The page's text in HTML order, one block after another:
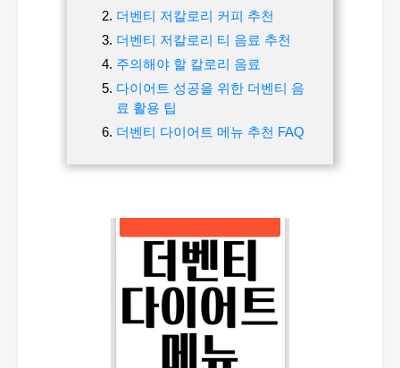
더벤티 저칼로리 커피 추천
더벤티 저칼로리 티 음료 추천
주의해야 할 칼로리 음료
다이어트 성공을 위한 더벤티 음
료 활용 팁
더벤티 다이어트 메뉴 추천 FAQ